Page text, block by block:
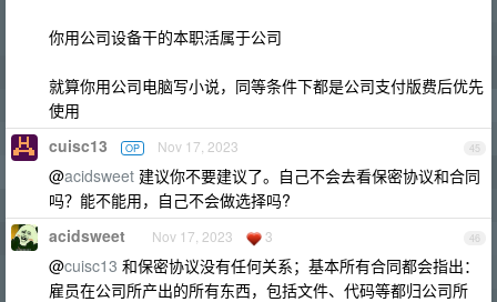
你用公司设备干的本职活属于公司
就算你用公司电脑写小说，同等条件下都是公司支付版费后优先
使用
45
cuisc13 OP Nov 17, 2023
@acidsweet 建议你不要建议了。自己不会去看保密协议和合同
吗？能不能用，自己不会做选择吗?
46
acidsweet Nov 17, 2023 3
@cuisc13 和保密协议没有任何关系；基本所有合同都会指出：
雇员在公司所产出的所有东西，包括文件、代码等都归公司所